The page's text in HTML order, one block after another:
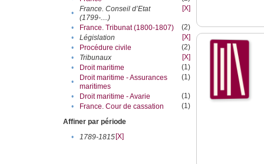
•
France. Conseil d’Etat
(1799-....)
[X]
• France. Tribunat (1800-1807)
(2)
•
Législation
[X]
•
Procédure civile
(2)
•
Tribunaux
[X]
•
Droit maritime
(1)
•
Droit maritime - Assurances
maritimes
(1)
• Droit maritime - Avarie
(1)
•
France. Cour de cassation
(1)
Affiner par période
•
1789-1815[X]